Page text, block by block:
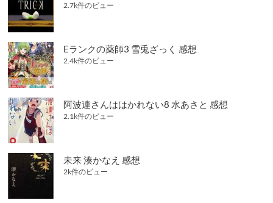
2.7k件のビュー
Eランクの薬師3 雪兎ざっく 感想
2.4k件のビュー
阿波連さんははかれない8 水あさと 感想
2.1k件のビュー
未来 湊かなえ 感想
2k件のビュー